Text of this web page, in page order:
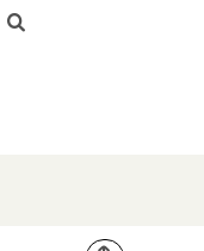
{CC} - {CN}